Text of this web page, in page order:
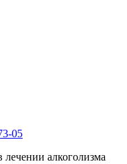
05
алкоголизма